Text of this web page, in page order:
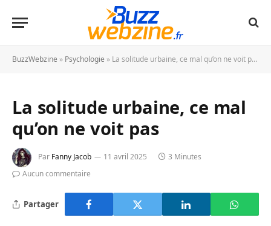
BuzzWebzine » Psychologie » La solitude urbaine, ce mal qu’on ne voit pas
La solitude urbaine, ce mal
qu’on ne voit pas
Par Fanny Jacob 11 avril 2025
3 Minutes
Aucun commentaire
Partager